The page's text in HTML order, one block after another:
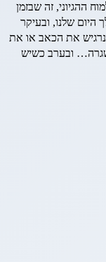
ההגיוני, זה שבזמן
היום שלנו, ובעיקר
נרגיש את הכאב או את
ובערב כשיש